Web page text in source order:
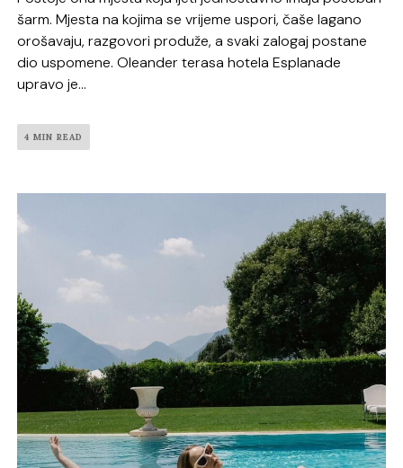
šarm. Mjesta na kojima se vrijeme uspori, čaše lagano
orošavaju, razgovori produže, a svaki zalogaj postane
dio uspomene. Oleander terasa hotela Esplanade
upravo je...
4 MIN READ